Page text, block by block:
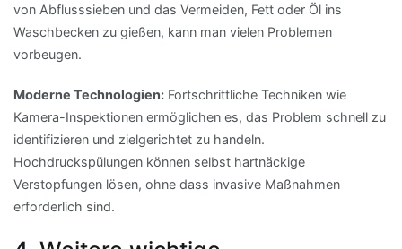
von Abflusssieben und das Vermeiden, Fett oder Öl ins
Waschbecken zu gießen, kann man vielen Problemen
vorbeugen.
Moderne Technologien: Fortschrittliche Techniken wie
Kamera-Inspektionen ermöglichen es, das Problem schnell zu
identifizieren und zielgerichtet zu handeln.
Hochdruckspülungen können selbst hartnäckige
Verstopfungen lösen, ohne dass invasive Maßnahmen
erforderlich sind.